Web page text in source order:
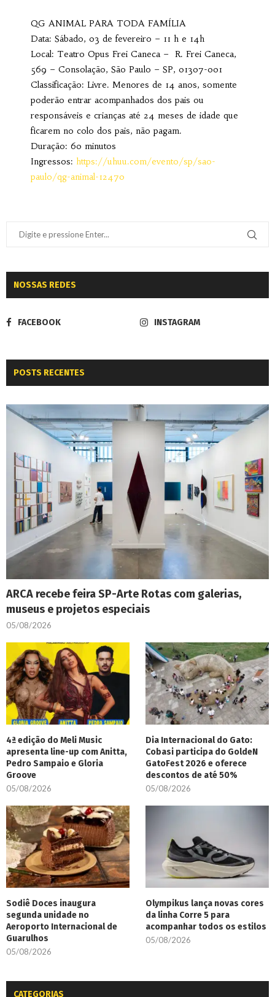
QG ANIMAL PARA TODA FAMÍLIA
Data: Sábado, 03 de fevereiro – 11 h e 14h
Local: Teatro Opus Frei Caneca – R. Frei Caneca,
569 – Consolação, São Paulo – SP, 01307-001
Classificação: Livre. Menores de 14 anos, somente
poderão entrar acompanhados dos pais ou
responsáveis e crianças até 24 meses de idade que
ficarem no colo dos pais, não pagam.
Duração: 60 minutos
Ingressos: https://uhuu.com/evento/sp/sao-
paulo/qg-animal-12470
NOSSAS REDES
FACEBOOK INSTAGRAM
POSTS RECENTES
ARCA recebe feira SP-Arte Rotas com galerias,
museus e projetos especiais
05/08/2026
4ª edição do Meli Music
apresenta line-up com Anitta,
Pedro Sampaio e Gloria
Groove
05/08/2026
Dia Internacional do Gato:
Cobasi participa do GoldeN
GatoFest 2026 e oferece
descontos de até 50%
05/08/2026
Sodiê Doces inaugura
segunda unidade no
Aeroporto Internacional de
Guarulhos
05/08/2026
Olympikus lança novas cores
da linha Corre 5 para
acompanhar todos os estilos
05/08/2026
CATEGORIAS